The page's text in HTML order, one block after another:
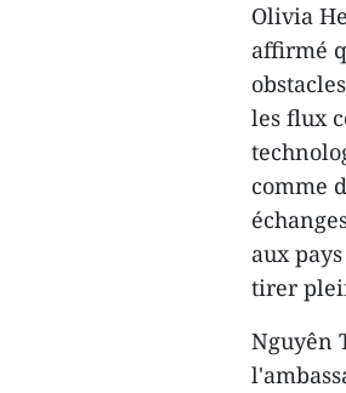
Olivia
affirmé
les flux
comme
aux
tirer
Nguyên